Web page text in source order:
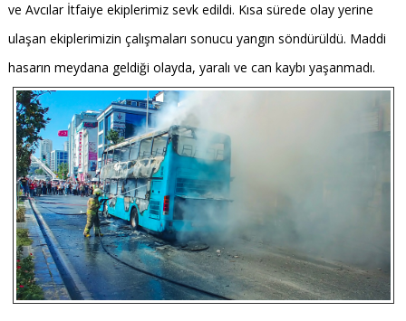
ve Avcılar İtfaiye ekiplerimiz sevk edildi. Kısa sürede olay yerine
ulaşan ekiplerimizin çalışmaları sonucu yangın söndürüldü. Maddi
hasarın meydana geldiği olayda, yaralı ve can kaybı yaşanmadı.